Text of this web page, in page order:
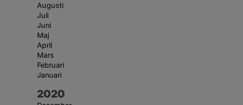
Augusti
Juli
Juni
Maj
April
Mars
Februari
Januari
År:
2020